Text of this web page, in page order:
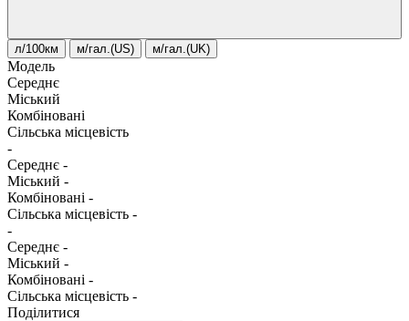
л/100км м/гал.(US) м/гал.(UK)
Модель
Середнє
Міський
Комбіновані
Сільська місцевість
-
Середнє -
Міський -
Комбіновані -
Сільська місцевість -
-
Середнє -
Міський -
Комбіновані -
Сільська місцевість -
Поділитися